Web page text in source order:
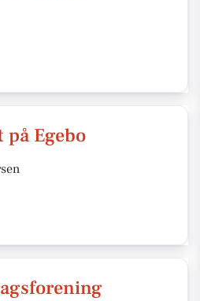
Egebo